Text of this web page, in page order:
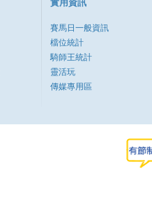
實用資訊
賽馬日一般資訊
檔位統計
騎師王統計
靈活玩
傳媒專用區